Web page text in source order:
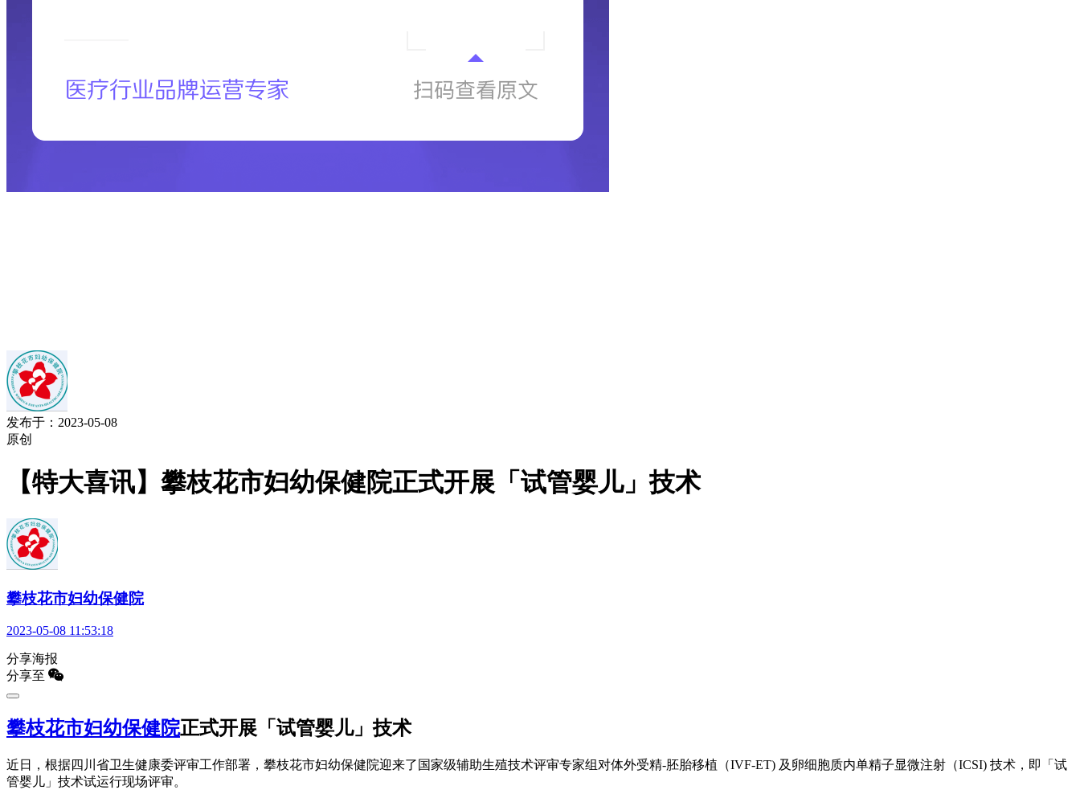
发布于：2023-05-08
原创
【特大喜讯】攀枝花市妇幼保健院正式开展「试管婴儿」技术
攀枝花市妇幼保健院
2023-05-08 11:53:18
分享海报
分享至
攀枝花市妇幼保健院正式开展「试管婴儿」技术
近日，根据四川省卫生健康委评审工作部署，攀枝花市妇幼保健院迎来了国家级辅助生殖技术评审专家组对体外受精-胚胎移植（IVF-ET) 及卵细胞质内单精子显微注射（ICSI) 技术，即「试
管婴儿」技术试运行现场评审。